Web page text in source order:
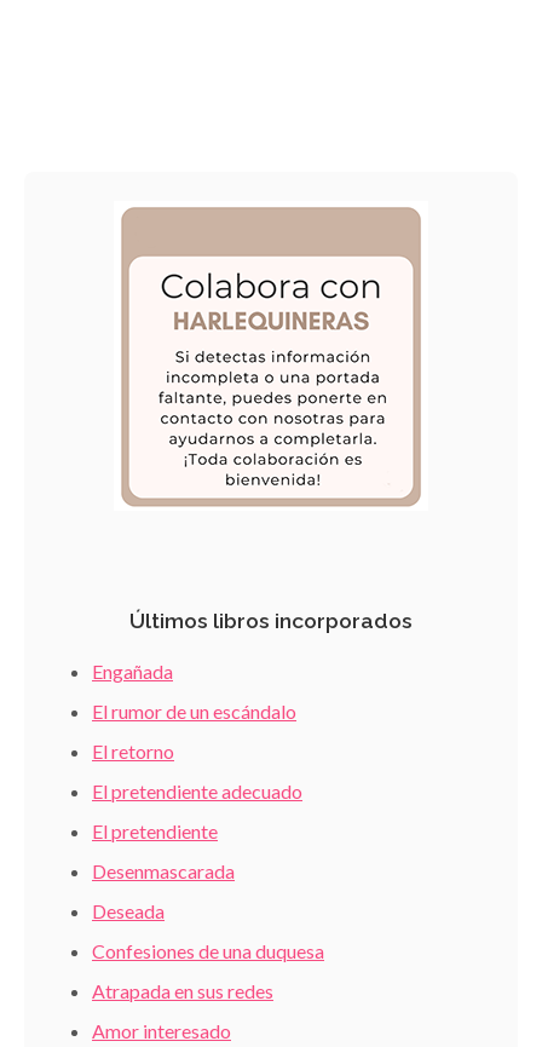
Últimos libros incorporados
Engañada
El rumor de un escándalo
El retorno
El pretendiente adecuado
El pretendiente
Desenmascarada
Deseada
Confesiones de una duquesa
Atrapada en sus redes
Amor interesado